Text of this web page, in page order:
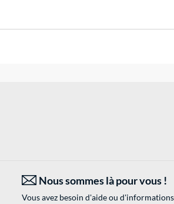
Nous sommes là pour vous !
Vous avez besoin d'aide ou